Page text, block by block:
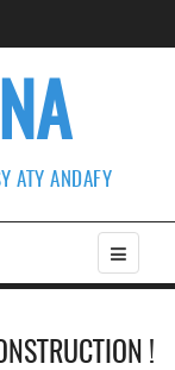
ATY ANDAFY
!